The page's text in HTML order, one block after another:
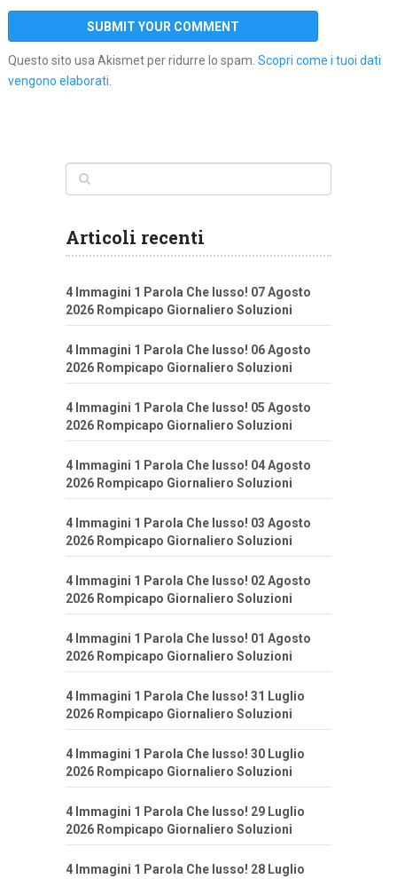
Questo sito usa Akismet per ridurre lo spam. Scopri come i tuoi dati
vengono elaborati.
Articoli recenti
4 Immagini 1 Parola Che lusso! 07 Agosto
2026 Rompicapo Giornaliero Soluzioni
4 Immagini 1 Parola Che lusso! 06 Agosto
2026 Rompicapo Giornaliero Soluzioni
4 Immagini 1 Parola Che lusso! 05 Agosto
2026 Rompicapo Giornaliero Soluzioni
4 Immagini 1 Parola Che lusso! 04 Agosto
2026 Rompicapo Giornaliero Soluzioni
4 Immagini 1 Parola Che lusso! 03 Agosto
2026 Rompicapo Giornaliero Soluzioni
4 Immagini 1 Parola Che lusso! 02 Agosto
2026 Rompicapo Giornaliero Soluzioni
4 Immagini 1 Parola Che lusso! 01 Agosto
2026 Rompicapo Giornaliero Soluzioni
4 Immagini 1 Parola Che lusso! 31 Luglio
2026 Rompicapo Giornaliero Soluzioni
4 Immagini 1 Parola Che lusso! 30 Luglio
2026 Rompicapo Giornaliero Soluzioni
4 Immagini 1 Parola Che lusso! 29 Luglio
2026 Rompicapo Giornaliero Soluzioni
4 Immagini 1 Parola Che lusso! 28 Luglio